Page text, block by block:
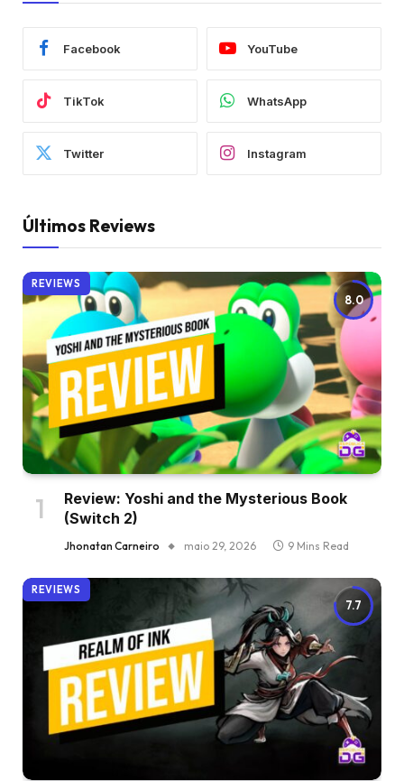
Facebook YouTube
TikTok WhatsApp
Twitter Instagram
Últimos Reviews
8.0
REVIEWS
Review: Yoshi and the Mysterious Book
(Switch 2)
Jhonatan Carneiro maio 29, 2026 9 Mins Read
7.7
REVIEWS